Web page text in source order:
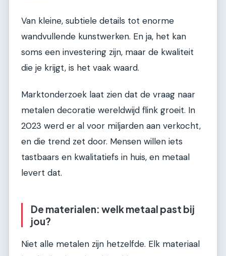
Van kleine, subtiele details tot enorme
wandvullende kunstwerken. En ja, het kan
soms een investering zijn, maar de kwaliteit
die je krijgt, is het vaak waard.
Marktonderzoek laat zien dat de vraag naar
metalen decoratie wereldwijd flink groeit. In
2023 werd er al voor miljarden aan verkocht,
en die trend zet door. Mensen willen iets
tastbaars en kwalitatiefs in huis, en metaal
levert dat.
De materialen: welk metaal past bij
jou?
Niet alle metalen zijn hetzelfde. Elk materiaal